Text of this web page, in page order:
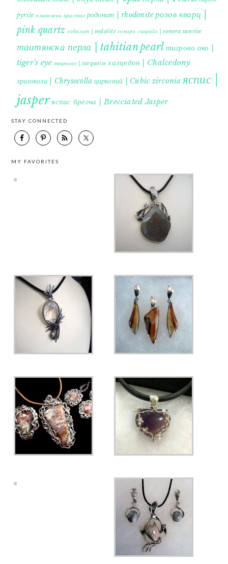
pyrite планински кристал родонит | rhodonite розов кварц |
pink quartz содалит | sodalite сонора сънрайз | sonora sunrise
таитянска перла | tahitian pearl тигрово око |
tiger's eye тюркоаз | turquoise халцедон | Chalcedony
хризокола | Chrysocolla цирконий | Cubic zirconia яспис |
jasperяспис брегча | Brecciated Jasper
STAY CONNECTED
MY FAVORITES